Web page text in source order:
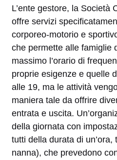
L’ente gestore, la Società
offre servizi
corporeo-motorio e
che permette alle famiglie
massimo l’orario di
proprie esigenze e quelle
alle 19, ma le attività
maniera tale da offrire
entrata e uscita.
della giornata con
tutti della durata di
nanna), che prevedono